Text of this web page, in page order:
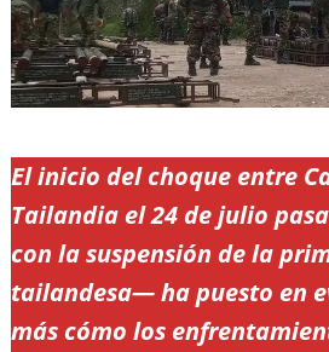
El inicio del choque entre
Tailandia el 24 de julio
con la suspensión de la
tailandesa— ha puesto en
más cómo los